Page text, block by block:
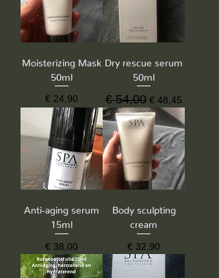
s
Moisterizing Mask
50ml
Prijs
€ 24,90
Dry rescue serum
50ml
Normale prijs
€ 54,00 Verkoopprijs
€ 48,45
Anti-aging serum
15ml
Prijs
€ 38,00
Body sculpting
cream
Prijs
€ 32,90